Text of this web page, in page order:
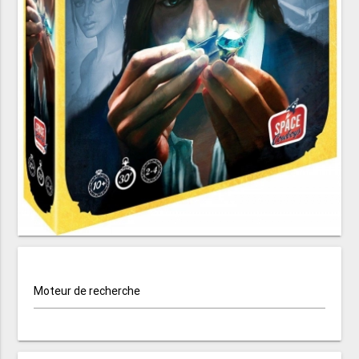
Moteur de recherche